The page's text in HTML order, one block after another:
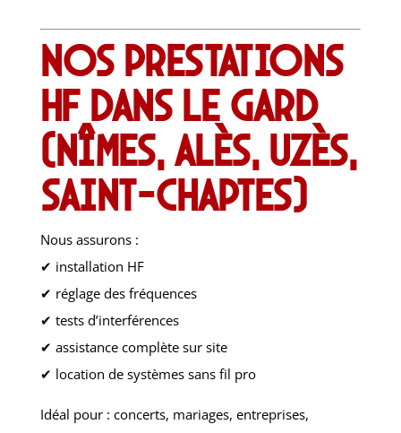
Nos prestations
HF dans le Gard
(Nîmes, Alès, Uzès,
Saint-Chaptes)
Nous assurons :
✔ installation HF
✔ réglage des fréquences
✔ tests d’interférences
✔ assistance complète sur site
✔ location de systèmes sans fil pro
Idéal pour : concerts, mariages, entreprises,